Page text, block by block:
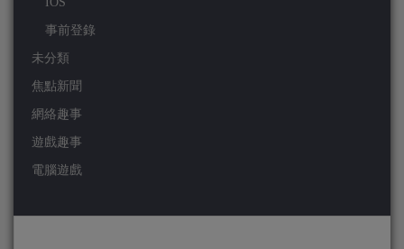
事前登錄
未分類
焦點新聞
網絡趣事
遊戲趣事
電腦遊戲